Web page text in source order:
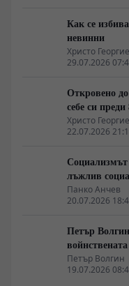
Как се
невинни
Христо
29.07.2026
Откровено
себе си
Христо
22.07.2026
лъжлив
Панко Анчев
20.07.2026
Петър
Петър Волгин
19.07.2026